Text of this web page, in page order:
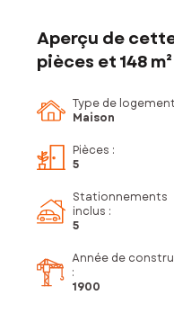
Aperçu de
pièces et 148 m²
Type de
Maison
Pièces :
5
Stationnements
inclus :
5
Année de
:
1900